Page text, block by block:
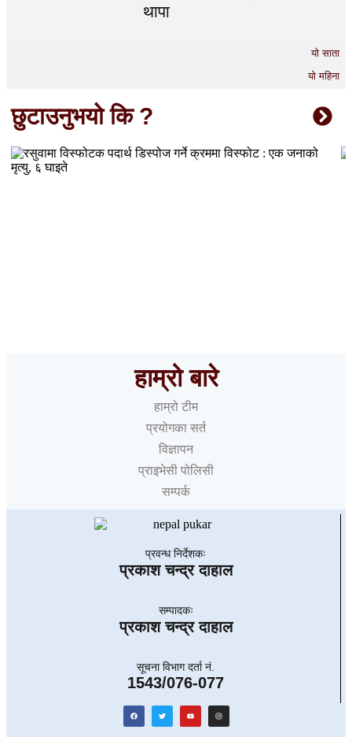
यो साता
यो महिना
थापा
छुटाउनुभयो कि ?
हाम्रो बारे
हाम्रो टीम
प्रयोगका सर्त
विज्ञापन
प्राइभेसी पोलिसी
सम्पर्क
प्रवन्ध निर्देशकः
प्रकाश चन्द्र दाहाल
सम्पादकः
प्रकाश चन्द्र दाहाल
सूचना विभाग दर्ता नं.
1543/076-077